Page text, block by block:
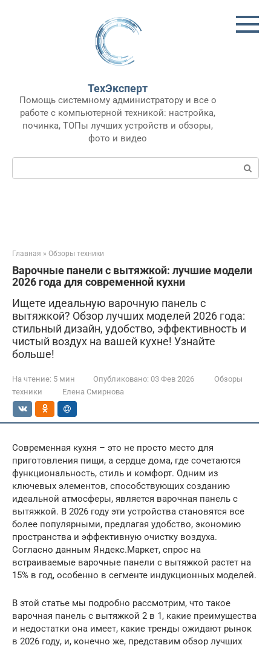
ТехЭксперт
Помощь системному администратору и все о
работе с компьютерной техникой: настройка,
починка, ТОПы лучших устройств и обзоры,
фото и видео
Поиск:
Главная » Обзоры техники
Варочные панели с вытяжкой: лучшие модели
2026 года для современной кухни
Ищете идеальную варочную панель с
вытяжкой? Обзор лучших моделей 2026 года:
стильный дизайн, удобство, эффективность и
чистый воздух на вашей кухне! Узнайте
больше!
На чтение: 5 мин Опубликовано: 03 Фев 2026
Обзоры
техники
Елена Смирнова
Современная кухня – это не просто место для
приготовления пищи, а сердце дома, где сочетаются
функциональность, стиль и комфорт. Одним из
ключевых элементов, способствующих созданию
идеальной атмосферы, является варочная панель с
вытяжкой. В 2026 году эти устройства становятся все
более популярными, предлагая удобство, экономию
пространства и эффективную очистку воздуха.
Согласно данным Яндекс.Маркет, спрос на
встраиваемые варочные панели с вытяжкой растет на
15% в год, особенно в сегменте индукционных моделей.
В этой статье мы подробно рассмотрим, что такое
варочная панель с вытяжкой 2 в 1, какие преимущества
и недостатки она имеет, какие тренды ожидают рынок
в 2026 году, и, конечно же, представим обзор лучших